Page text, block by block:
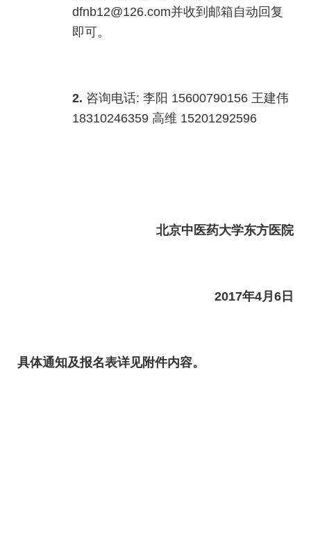
dfnb12@126.com并收到邮箱自动回复
即可。
2. 咨询电话: 李阳 15600790156 王建伟
18310246359 高维 15201292596
北京中医药大学东方医院
2017年4月6日
具体通知及报名表详见附件内容。